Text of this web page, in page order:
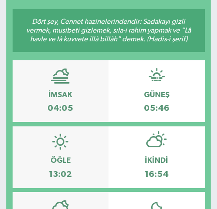
Dört şey, Cennet hazinelerindendir: Sadakayı gizli
vermek, musibeti gizlemek, sıla-i rahim yapmak ve "Lâ
havle ve lâ kuvvete illâ billâh" demek. (Hadis-i şerif)
İMSAK
04:05
GÜNEŞ
05:46
ÖĞLE
13:02
İKINDI
16:54